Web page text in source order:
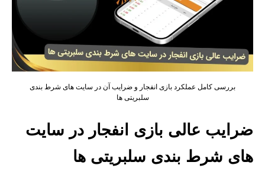
بررسی کامل عملکرد بازی انفجار و ضرایب آن در سایت های شرط بندی
سلبریتی ها
ضرایب عالی بازی انفجار در سایت
های شرط بندی سلبریتی ها